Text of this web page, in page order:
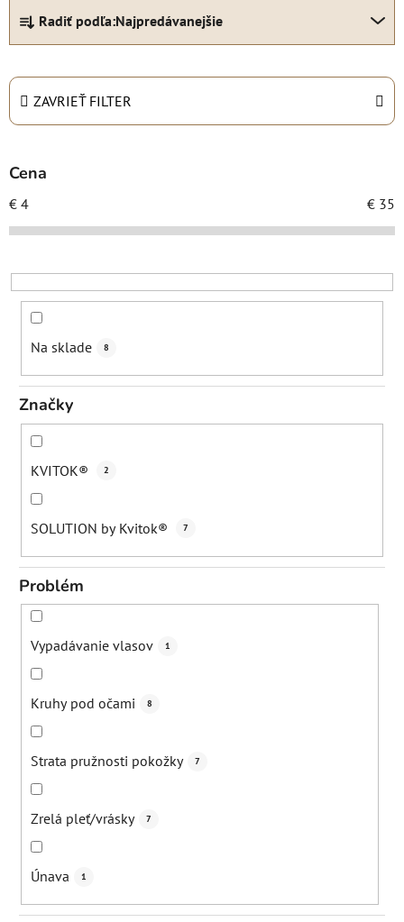
R
d
e
i
p
r
o
d
k
Radiť podľa:Najpredávanejšie
ZAVRIEŤ FILTER
Cena
€ 4 € 35
Na sklade 8
Značky
KVITOK® 2
SOLUTION by Kvitok® 7
Problém
Vypadávanie vlasov 1
Kruhy pod očami 8
Strata pružnosti pokožky 7
Zrelá pleť/vrásky 7
Únava 1